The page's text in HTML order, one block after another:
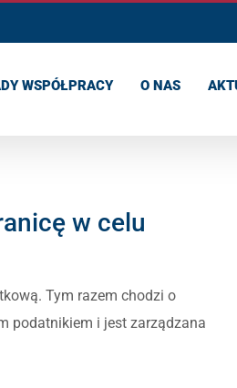
WSPÓŁPRACY O NAS
w celu
Tym razem chodzi o
podatnikiem i jest zarządzana